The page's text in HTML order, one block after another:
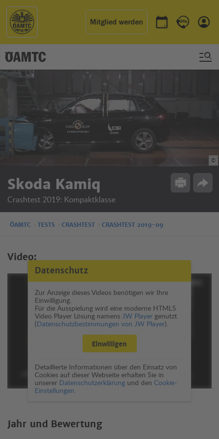
Mitglied werden
Termin buchen
Kontakt &
©
Skoda Kamiq
Crashtest 2019: Kompaktklasse
Drucken
ÖAMTC TESTS CRASHTEST CRASHTEST 2019-09
Video:
Datenschutz
Zur Anzeige dieses Videos benötigen wir Ihre
Einwilligung.
Für die Ausspielung wird eine moderne HTML5
Video Player Lösung namens JW Playergenutzt
(Datenschutzbestimmungen von JW Player).
Einwilligen
Detaillierte Informationen über den Einsatz von
Cookies auf dieser Webseite erhalten Sie in
unserer Datenschutzerklärungund den Cookie-
Einstellungen.
Jahr und Bewertung